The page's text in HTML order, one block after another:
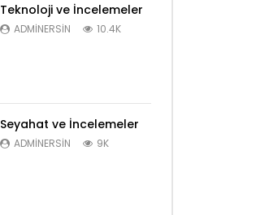
Teknoloji ve İncelemeler
ADMINERSIN 10.4K
Seyahat ve İncelemeler
ADMINERSIN 9K